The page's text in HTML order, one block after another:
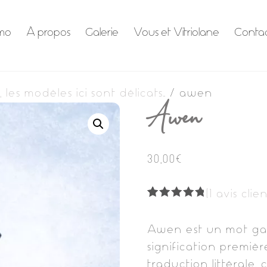
À propos Galerie Vous et Vitriolane
modèles ici sont délicats… / awen
Awen
30,00 €
basé
notation
client
avis
Awen est un mot
signification